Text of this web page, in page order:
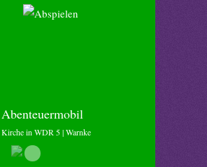
Abenteuermobil
Kirche in WDR 5 | Warnke